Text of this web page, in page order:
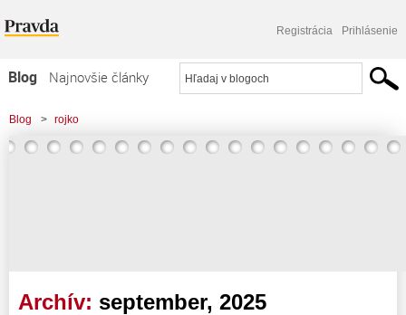
Registrácia Prihlásenie
Blog
Najnovšie články
Najčítanejšie články
Najkomentovanejšie články
Blog > rojko
Archív: september, 2025